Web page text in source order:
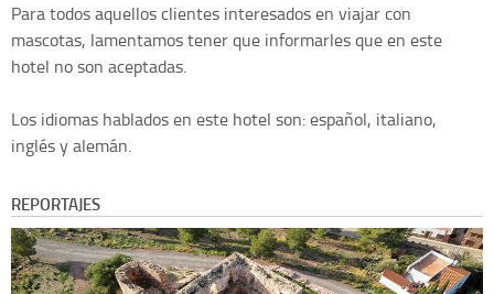
Para todos aquellos clientes interesados en viajar con
mascotas, lamentamos tener que informarles que en este
hotel no son aceptadas.
Los idiomas hablados en este hotel son: español, italiano,
inglés y alemán.
REPORTAJES